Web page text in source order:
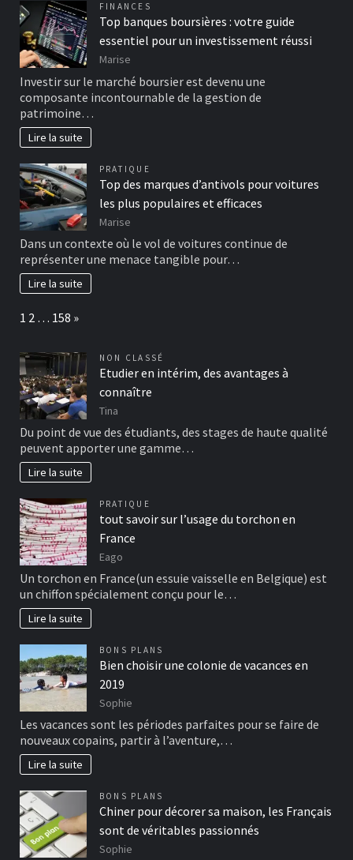
FINANCES
Top banques boursières : votre guide
essentiel pour un investissement réussi
Marise
Investir sur le marché boursier est devenu une
composante incontournable de la gestion de
patrimoine…
Lire la suite
PRATIQUE
Top des marques d’antivols pour voitures
les plus populaires et efficaces
Marise
Dans un contexte où le vol de voitures continue de
représenter une menace tangible pour…
Lire la suite
Page:
1 2 … 158 Next
»
NON CLASSÉ
Etudier en intérim, des avantages à
connaître
Tina
Du point de vue des étudiants, des stages de haute qualité
peuvent apporter une gamme…
Lire la suite
PRATIQUE
tout savoir sur l’usage du torchon en
France
Eago
Un torchon en France(un essuie vaisselle en Belgique) est
un chiffon spécialement conçu pour le…
Lire la suite
BONS PLANS
Bien choisir une colonie de vacances en
2019
Sophie
Les vacances sont les périodes parfaites pour se faire de
nouveaux copains, partir à l’aventure,…
Lire la suite
BONS PLANS
Chiner pour décorer sa maison, les Français
sont de véritables passionnés
Sophie